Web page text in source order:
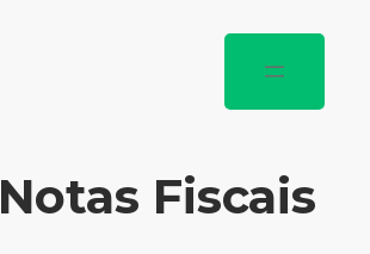
Notas Fiscais